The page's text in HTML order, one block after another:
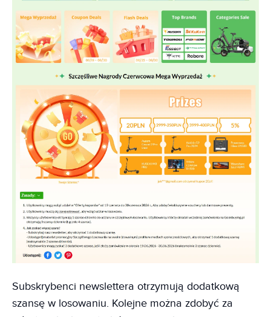
Subskrybenci newslettera otrzymują dodatkową
szansę w losowaniu. Kolejne można zdobyć za